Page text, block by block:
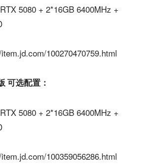
5080 + 2*16GB 6400MHz +
100270470759.html
可选配置：
5080 + 2*16GB 6400MHz +
100359056286.html